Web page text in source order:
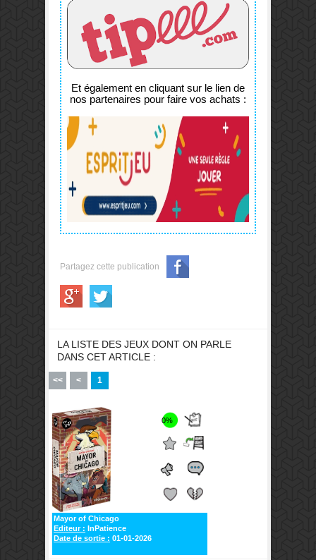
Et également en cliquant sur le lien de
nos partenaires pour faire vos achats :
Partagez cette publication
LA LISTE DES JEUX DONT ON PARLE
DANS CET ARTICLE :
<< < 1
0%
Mayor of Chicago
Editeur : InPatience
Date de sortie : 01-01-2026